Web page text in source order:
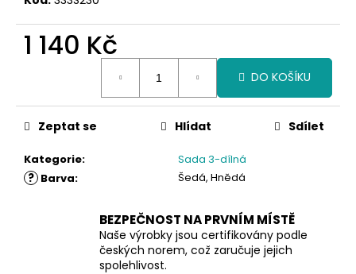
1 140 Kč
DO KOŠÍKU
Kategorie: Sada 3-dílná
? Barva: Šedá, Hnědá
Zeptat se Hlídat Sdílet
BEZPEČNOST NA PRVNÍM MÍSTĚ
Naše výrobky jsou certifikovány podle
českých norem, což zaručuje jejich
spolehlivost.